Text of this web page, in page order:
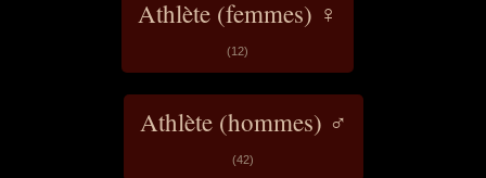
Athlète (femmes) ♀
(12)
Athlète (hommes) ♂
(42)